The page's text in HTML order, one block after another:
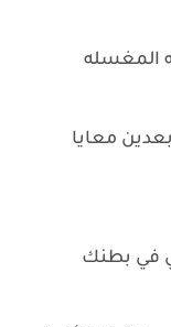
المغسله
معايا
في بطنك